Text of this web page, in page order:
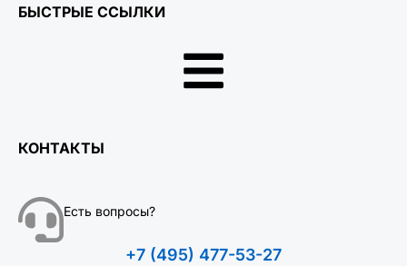
БЫСТРЫЕ ССЫЛКИ
КОНТАКТЫ
Есть вопросы?
+7 (495) 477-53-27